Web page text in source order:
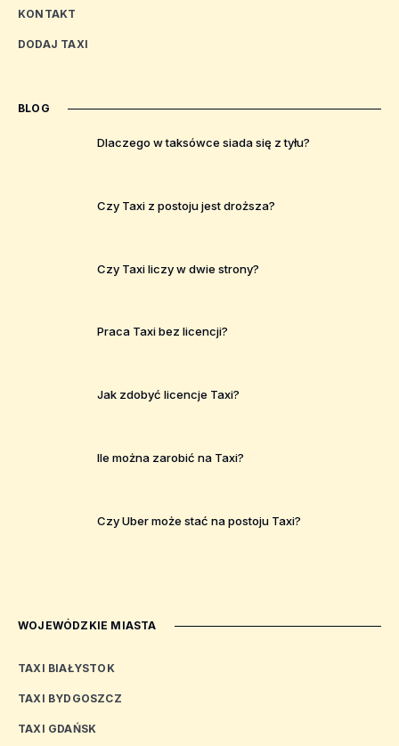
KONTAKT
DODAJ TAXI
BLOG
Dlaczego w taksówce siada się z tyłu?
Czy Taxi z postoju jest droższa?
Czy Taxi liczy w dwie strony?
Praca Taxi bez licencji?
Jak zdobyć licencje Taxi?
Ile można zarobić na Taxi?
Czy Uber może stać na postoju Taxi?
WOJEWÓDZKIE MIASTA
TAXI BIAŁYSTOK
TAXI BYDGOSZCZ
TAXI GDAŃSK